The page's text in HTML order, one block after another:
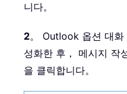
니다。
2。 Outlook 옵션 대화
성화한 후， 메시지 작
을 클릭합니다。